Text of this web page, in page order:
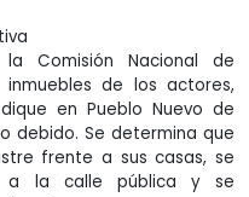
la Comisión Nacional de
de los actores,
en Pueblo Nuevo de
debido. Se determina que
frente a sus casas, se
a la calle pública y se